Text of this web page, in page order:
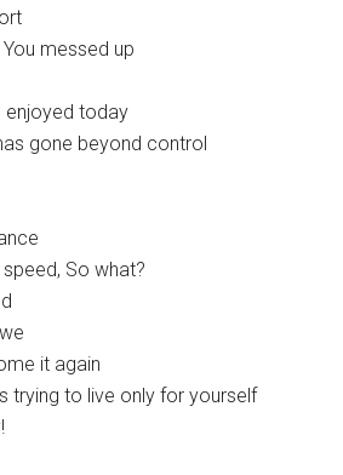
messed up
enjoyed today
gone beyond control
So what?
it again
trying to live only for yourself